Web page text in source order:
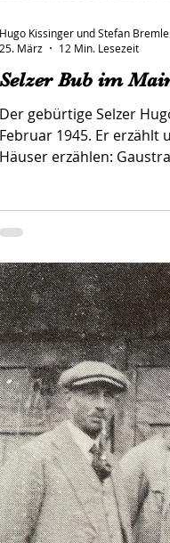
Selzer Bub im
Der gebürtige Selzer
Februar 1945. Er erzählt
Häuser erzählen:
Hugo Kissinger und Stefan
25. März
12 Min. Lesezeit